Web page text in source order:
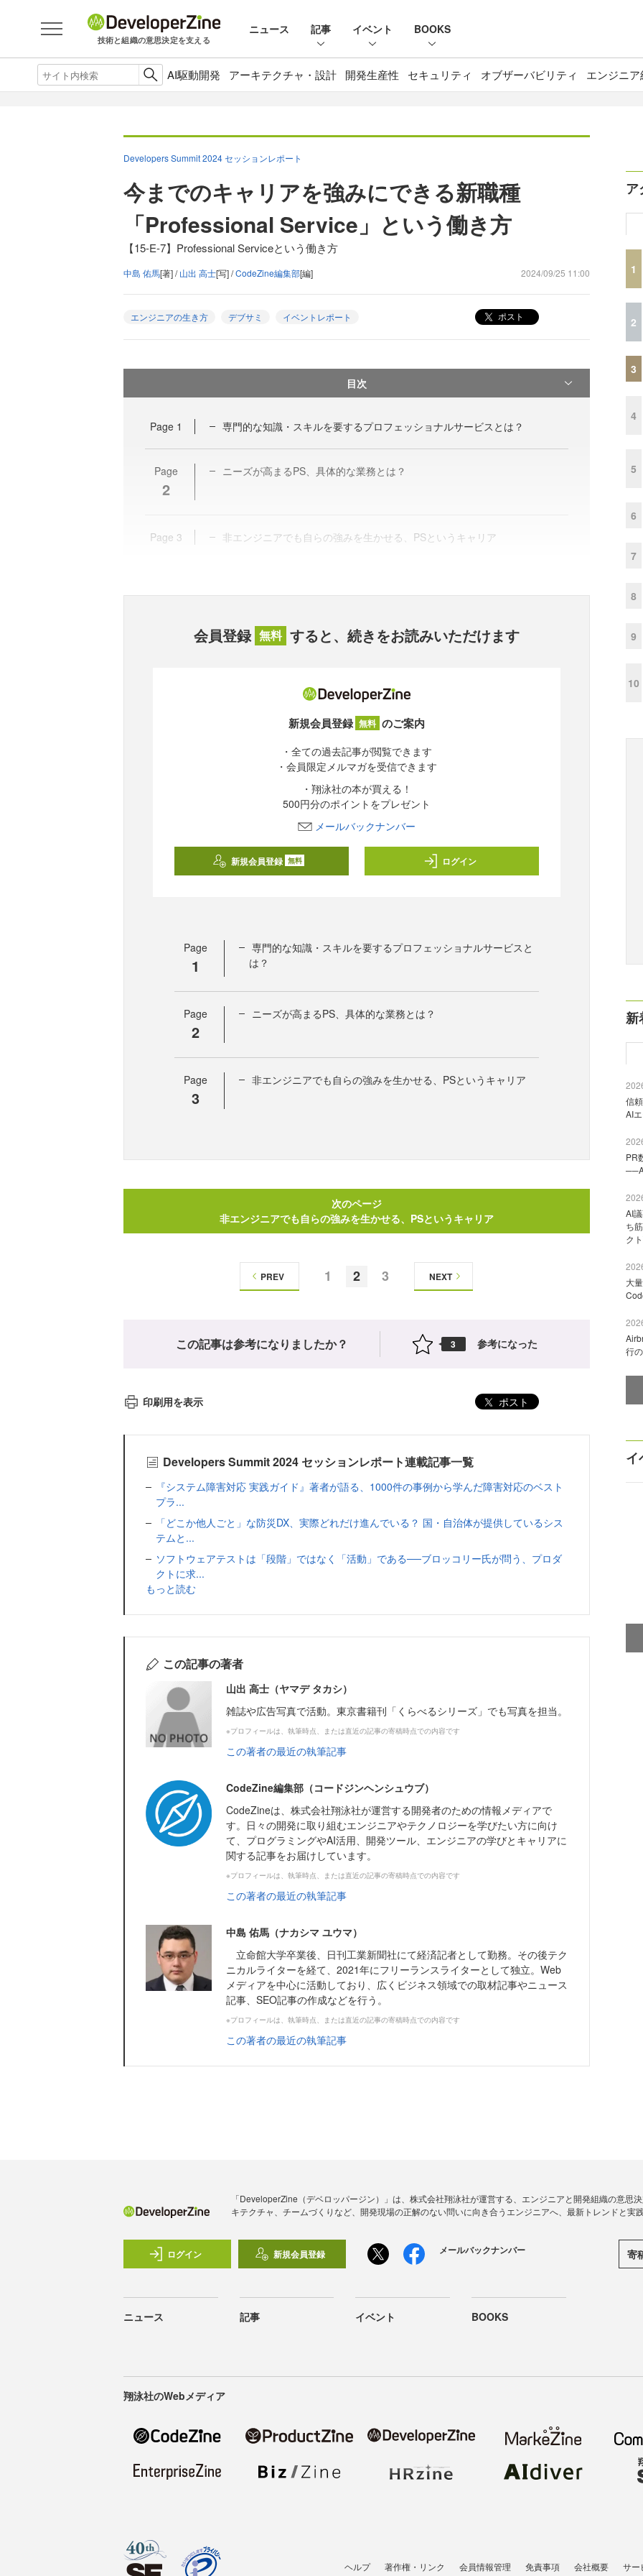
技術と組織の意思決定を支える
ニュース 記事 イベント BOOKS
AI駆動開発 アーキテクチャ・設計 開発生産性 セキュリティ オブザーバビリティ エンジニ
Developers Summit 2024 セッションレポート
今までのキャリアを強みにできる新職種
「Professional Service」という働き方
【15-E-7】Professional Serviceという働き方
中島 佑馬[著] /山出 高士[写] /CodeZine編集部[編] 2024/09/25 11:00
エンジニアの生き方 デブサミ イベントレポート ポスト
目次
Page 1 専門的な知識・スキルを要するプロフェッショナルサービスとは？
Page
2
ニーズが高まるPS、具体的な業務とは？
Page 3 非エンジニアでも自らの強みを生かせる、PSというキャリア
会員登録 無料 すると、続きをお読みいただけます
新規会員登録 無料 のご案内
・全ての過去記事が閲覧できます
・会員限定メルマガを受信できます
・翔泳社の本が買える！
500円分のポイントをプレゼント
メールバックナンバー
新規会員登録 無料 ログイン
Page
1
専門的な知識・スキルを要するプロフェッショナルサービスと
は？
Page
2
ニーズが高まるPS、具体的な業務とは？
Page
3
非エンジニアでも自らの強みを生かせる、PSというキャリア
次のページ
非エンジニアでも自らの強みを生かせる、PSというキャリア
1 2 3
PREV NEXT
この記事は参考になりましたか？ 3 参考になった
印刷用を表示 ポスト
Developers Summit 2024 セッションレポート連載記事一覧
『システム障害対応 実践ガイド』著者が語る、1000件の事例から学んだ障害対応のベスト
プラ...
「どこか他人ごと」な防災DX、実際どれだけ進んでいる？ 国・自治体が提供しているシス
テムと...
ソフトウェアテストは「段階」ではなく「活動」である──ブロッコリー氏が問う、プロダ
クトに求...
もっと読む
この記事の著者
山出 高士（ヤマデ タカシ）
雑誌や広告写真で活動。東京書籍刊「くらべるシリーズ」でも写真を担当。
※プロフィールは、執筆時点、または直近の記事の寄稿時点での内容です
この著者の最近の執筆記事
CodeZine編集部（コードジンヘンシュウブ）
CodeZineは、株式会社翔泳社が運営する開発者のための情報メディアで
す。日々の開発に取り組むエンジニアやテクノロジーを学びたい方に向け
て、プログラミングやAI活用、開発ツール、エンジニアの学びとキャリアに
関する記事をお届けしています。
※プロフィールは、執筆時点、または直近の記事の寄稿時点での内容です
この著者の最近の執筆記事
中島 佑馬（ナカシマ ユウマ）
立命館大学卒業後、日刊工業新聞社にて経済記者として勤務。その後テク
ニカルライターを経て、2021年にフリーランスライターとして独立。Web
メディアを中心に活動しており、広くビジネス領域での取材記事やニュース
記事、SEO記事の作成などを行う。
※プロフィールは、執筆時点、または直近の記事の寄稿時点での内容です
この著者の最近の執筆記事
ア
1
2
3
4
5
6
7
8
9
10
新
信
AI
PR
AI
ち
ク
大
行
イ
「DeveloperZine（デベロッパージン）」は、株式会社翔泳社が運営する、エンジニアと開発組織の意思
キテクチャ、チームづくりなど、開発現場の正解のない問いに向き合うエンジニアへ、最新トレンドと実
ログイン 新規会員登録 メールバックナンバー 寄
ニュース 記事 イベント BOOKS
翔泳社のWebメディア
ヘルプ 著作権・リンク 会員情報管理 免責事項 会社概要 サー